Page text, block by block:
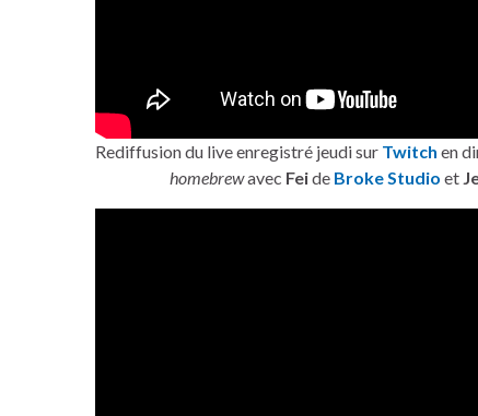
Rediffusion du live enregistré jeudi sur Twitch en
homebrewavec Feide Broke Studio et